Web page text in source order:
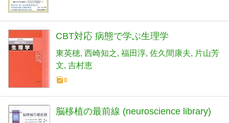
CBT対応 病態で学ぶ生理学
東英穂 西崎知之 福田淳 佐久間康夫
片山芳
文 吉村恵
0
脳移植の最前線 (neuroscience library)